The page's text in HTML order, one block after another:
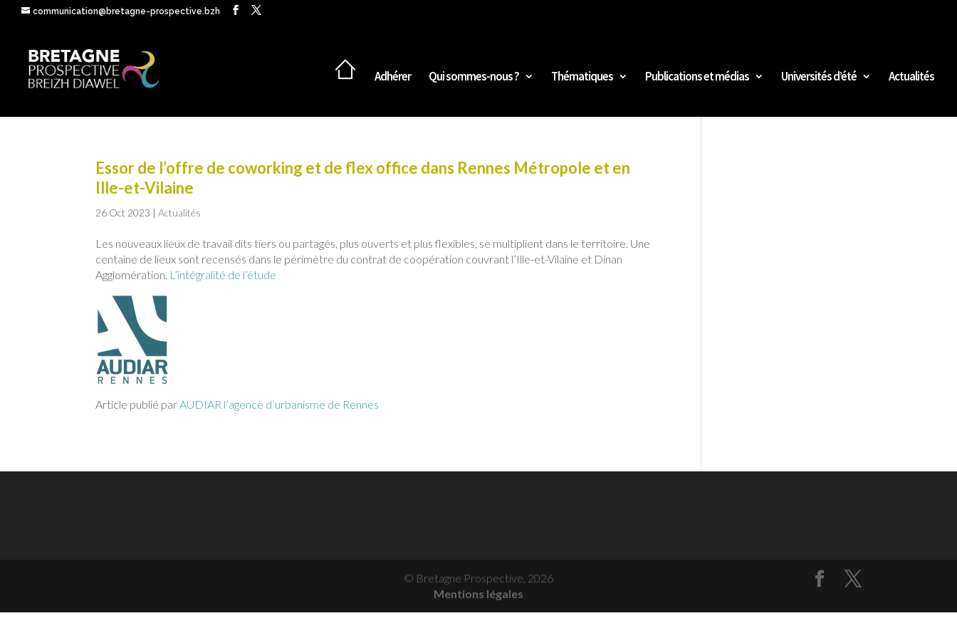
communication@bretagne-prospective.bzh
Adhérer Qui sommes-nous ? Thématiques Publications et médias Universités d’été Actualités
Essor de l’offre de coworking et de flex office dans Rennes Métropole et en
Ille-et-Vilaine
26 Oct 2023 |Actualités
Les nouveaux lieux de travail dits tiers ou partagés, plus ouverts et plus flexibles, se multiplient dans le territoire. Une
centaine de lieux sont recensés dans le périmètre du contrat de coopération couvrant l’Ille-et-Vilaine et Dinan
Agglomération. L’intégralité de l’étude
Article publié parAUDIAR l’agence d’urbanisme de Rennes
© Bretagne Prospective, 2026
Mentions légales